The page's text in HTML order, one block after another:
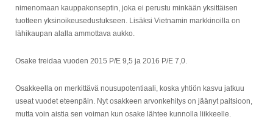
nimenomaan kauppakonseptin, joka ei perustu minkään yksittäisen
tuotteen yksinoikeusedustukseen. Lisäksi Vietnamin markkinoilla on
lähikaupan alalla ammottava aukko.
Osake treidaa vuoden 2015 P/E 9,5 ja 2016 P/E 7,0.
Osakkeella on merkittävä nousupotentiaali, koska yhtiön kasvu jatkuu
useat vuodet eteenpäin. Nyt osakkeen arvonkehitys on jäänyt paitsioon,
mutta voin aistia sen voiman kun osake lähtee kunnolla liikkeelle.